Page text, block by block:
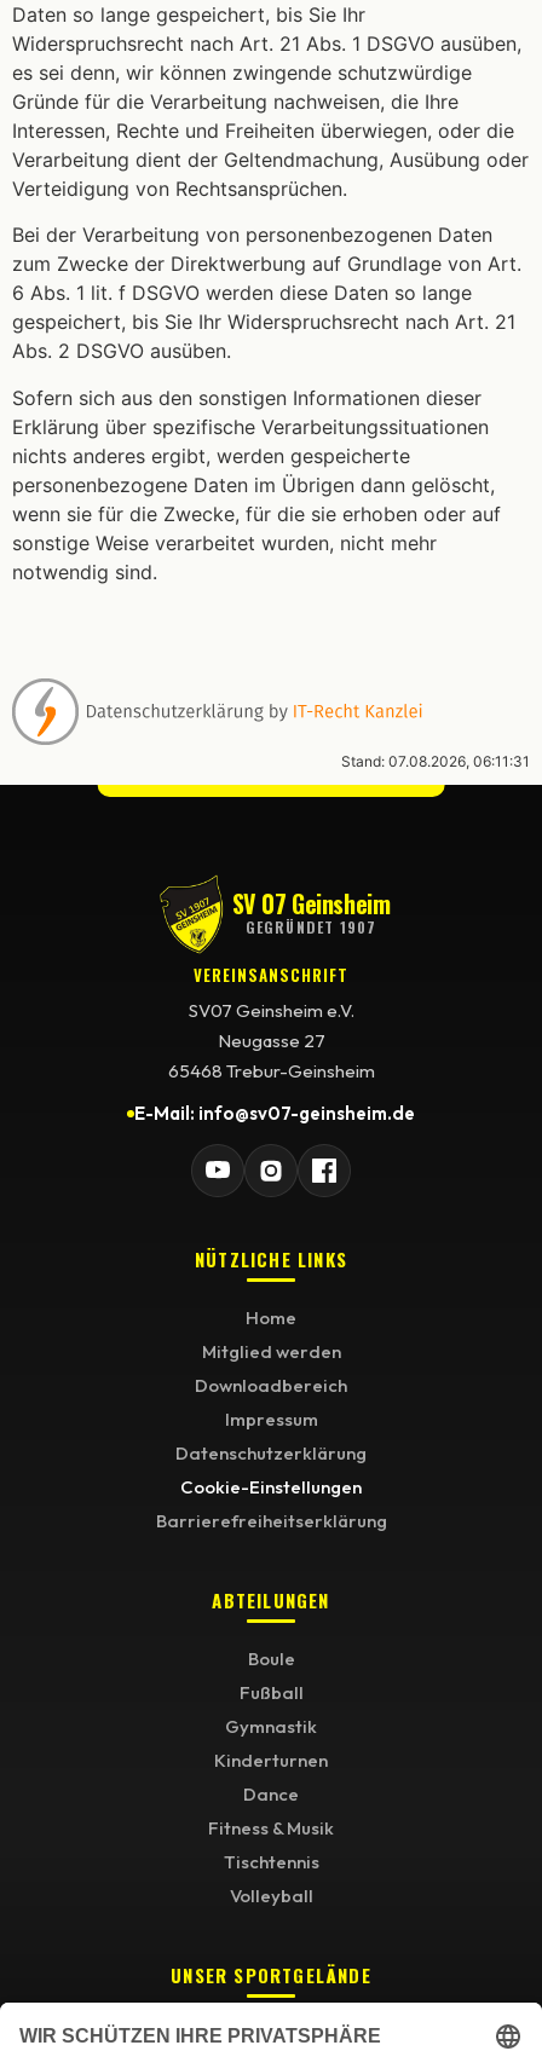
Daten so lange gespeichert, bis Sie Ihr
Widerspruchsrecht nach Art. 21 Abs. 1 DSGVO ausüben,
es sei denn, wir können zwingende schutzwürdige
Gründe für die Verarbeitung nachweisen, die Ihre
Interessen, Rechte und Freiheiten überwiegen, oder die
Verarbeitung dient der Geltendmachung, Ausübung oder
Verteidigung von Rechtsansprüchen.
Bei der Verarbeitung von personenbezogenen Daten
zum Zwecke der Direktwerbung auf Grundlage von Art.
6 Abs. 1 lit. f DSGVO werden diese Daten so lange
gespeichert, bis Sie Ihr Widerspruchsrecht nach Art. 21
Abs. 2 DSGVO ausüben.
Sofern sich aus den sonstigen Informationen dieser
Erklärung über spezifische Verarbeitungssituationen
nichts anderes ergibt, werden gespeicherte
personenbezogene Daten im Übrigen dann gelöscht,
wenn sie für die Zwecke, für die sie erhoben oder auf
sonstige Weise verarbeitet wurden, nicht mehr
notwendig sind.
Stand: 07.08.2026, 06:11:31
SV 07 Geinsheim
GEGRÜNDET 1907
VEREINSANSCHRIFT
SV07 Geinsheim e.V.
Neugasse 27
65468 Trebur-Geinsheim
E-Mail: info@sv07-geinsheim.de
NÜTZLICHE LINKS
Home
Mitglied werden
Downloadbereich
Impressum
Datenschutzerklärung
Cookie-Einstellungen
Barrierefreiheitserklärung
ABTEILUNGEN
Boule
Fußball
Gymnastik
Kinderturnen
Dance
Fitness & Musik
Tischtennis
Volleyball
UNSER SPORTGELÄNDE